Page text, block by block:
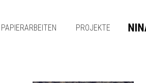
PAPIERARBEITEN PROJEKTE